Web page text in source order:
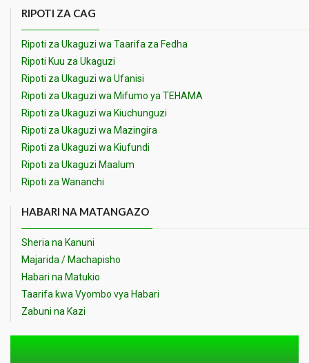
RIPOTI ZA CAG
Ripoti za Ukaguzi wa Taarifa za Fedha
Ripoti Kuu za Ukaguzi
Ripoti za Ukaguzi wa Ufanisi
Ripoti za Ukaguzi wa Mifumo ya TEHAMA
Ripoti za Ukaguzi wa Kiuchunguzi
Ripoti za Ukaguzi wa Mazingira
Ripoti za Ukaguzi wa Kiufundi
Ripoti za Ukaguzi Maalum
Ripoti za Wananchi
HABARI NA MATANGAZO
Sheria na Kanuni
Majarida / Machapisho
Habari na Matukio
Taarifa kwa Vyombo vya Habari
Zabuni na Kazi